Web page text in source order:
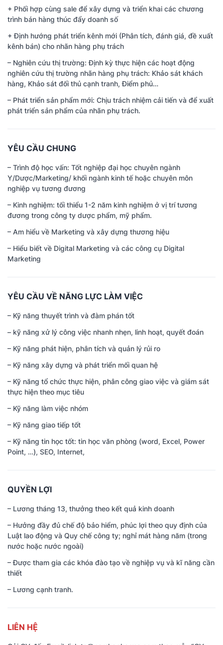
+ Phối hợp cùng sale để xây dựng và triển khai các chương
trình bán hàng thúc đẩy doanh số
+ Định hướng phát triển kênh mới (Phân tích, đánh giá, đề xuất
kênh bán) cho nhãn hàng phụ trách
– Nghiên cứu thị trường: Định kỳ thực hiện các hoạt động
nghiên cứu thị trường nhãn hàng phụ trách: Khảo sát khách
hàng, Khảo sát đối thủ cạnh tranh, Điểm phủ…
– Phát triển sản phẩm mới: Chịu trách nhiệm cải tiến và để xuất
phát triển sản phẩm của nhãn phụ trách.
YÊU CẦU CHUNG
– Trình độ học vấn: Tốt nghiệp đại học chuyên ngành
Y/Dược/Marketing/ khối ngành kinh tế hoặc chuyên môn
nghiệp vụ tương đương
– Kinh nghiệm: tối thiểu 1-2 năm kinh nghiệm ở vị trí tương
đương trong công ty dược phẩm, mỹ phẩm.
– Am hiểu về Marketing và xây dựng thương hiệu
– Hiểu biết về Digital Marketing và các công cụ Digital
Marketing
YÊU CẦU VỀ NĂNG LỰC LÀM VIỆC
– Kỹ năng thuyết trình và đàm phán tốt
– kỹ năng xử lý công việc nhanh nhẹn, linh hoạt, quyết đoán
– Kỹ năng phát hiện, phân tích và quản lý rủi ro
– Kỹ năng xây dựng và phát triển mối quan hệ
– Kỹ năng tổ chức thực hiện, phân công giao việc và giám sát
thực hiện theo mục tiêu
– Kỹ năng làm việc nhóm
– Kỹ năng giao tiếp tốt
– Kỹ năng tin học tốt: tin học văn phòng (word, Excel, Power
Point, …), SEO, Internet,
QUYỀN LỢI
– Lương tháng 13, thưởng theo kết quả kinh doanh
– Hưởng đầy đủ chế độ bảo hiểm, phúc lợi theo quy định của
Luật lao động và Quy chế công ty; nghỉ mát hàng năm (trong
nước hoặc nước ngoài)
– Được tham gia các khóa đào tạo về nghiệp vụ và kĩ năng cần
thiết
– Lương cạnh tranh.
LIÊN HỆ
No file chosen
(*) Hồ sơ đính kèm định dạng .pdf, kích cỡ < 8MB